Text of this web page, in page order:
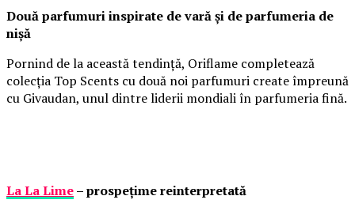
Două parfumuri inspirate de vară și de parfumeria de
nișă
Pornind de la această tendință, Oriflame completează
colecția Top Scents cu două noi parfumuri create împreună
cu Givaudan, unul dintre liderii mondiali în parfumeria fină.
La La Lime– prospețime reinterpretată